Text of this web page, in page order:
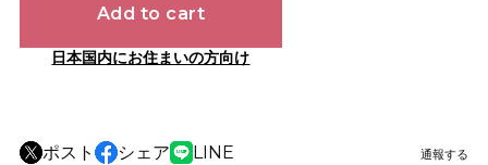
Add to cart
日本国内にお住まいの方向け
ポスト シェア LINE 通報する